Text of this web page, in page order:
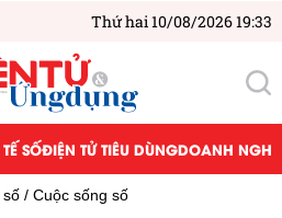
Thứ hai 10/08/2026 19:33
SỐĐIỆN TỬ TIÊU DÙNGDOANH
số Cuộc sống số